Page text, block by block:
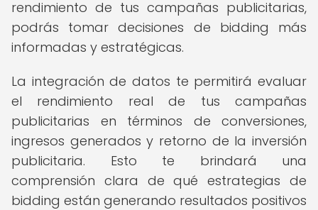
rendimiento de tus campañas publicitarias,
podrás tomar decisiones de bidding más
informadas y estratégicas.
La integración de datos te permitirá evaluar
el rendimiento real de tus campañas
publicitarias en términos de conversiones,
ingresos generados y retorno de la inversión
publicitaria. Esto te brindará una
comprensión clara de qué estrategias de
bidding están generando resultados positivos